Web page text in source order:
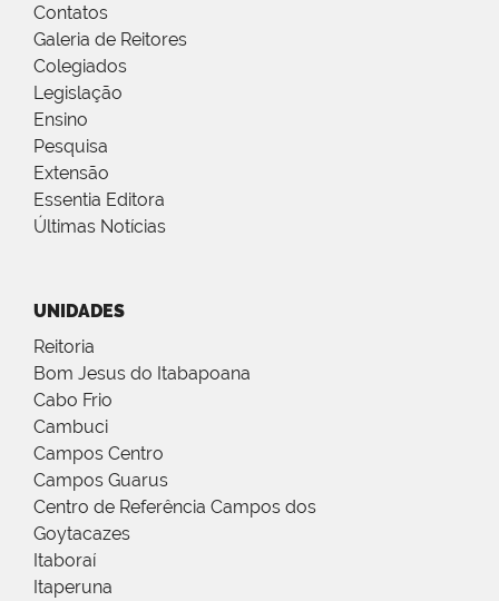
Contatos
Galeria de Reitores
Colegiados
Legislação
Ensino
Pesquisa
Extensão
Essentia Editora
Últimas Notícias
UNIDADES
Reitoria
Bom Jesus do Itabapoana
Cabo Frio
Cambuci
Campos Centro
Campos Guarus
Centro de Referência Campos dos
Goytacazes
Itaboraí
Itaperuna